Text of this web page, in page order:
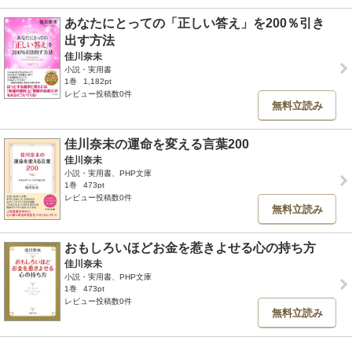
あなたにとっての「正しい答え」を200％引き
出す方法
佳川奈未
小説・実用書
1巻
1,182pt
レビュー投稿数0件
無料立読み
佳川奈未の運命を変える言葉200
佳川奈未
小説・実用書、PHP文庫
1巻
473pt
レビュー投稿数0件
無料立読み
おもしろいほどお金を惹きよせる心の持ち方
佳川奈未
小説・実用書、PHP文庫
1巻
473pt
レビュー投稿数0件
無料立読み